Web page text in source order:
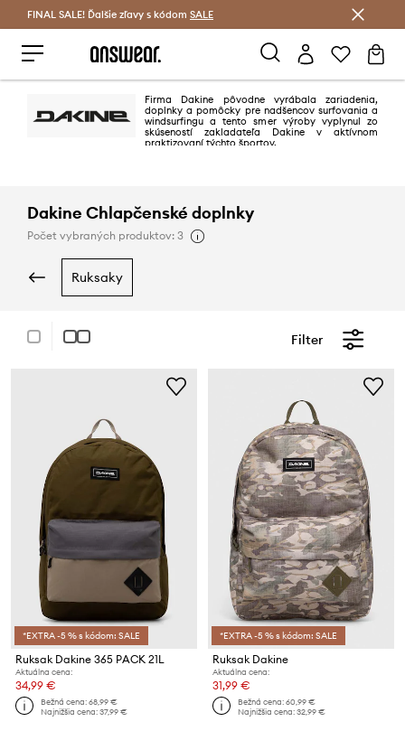
Šetrite s Answear Club >
FINAL SALE! Ďalšie zľavy s kódom SALE
Firma Dakine pôvodne vyrábala zariadenia,
doplnky a pomôcky pre nadšencov surfovania a
windsurfingu a tento smer výroby vyplynul zo
skúseností zakladateľa Dakine v aktívnom
praktizovaní týchto športov.
Dakine Chlapčenské doplnky
Počet vybraných produktov: 3
ruksaky
Filter
*EXTRA -5 % s kódom: SALE
Ruksak Dakine 365 PACK 21L
Aktuálna cena:
34,99 €
Bežná cena:68,99 €
Najnižšia cena:37,99 €
*EXTRA -5 % s kódom: SALE
Ruksak Dakine
Aktuálna cena:
31,99 €
Bežná cena:60,99 €
Najnižšia cena:32,99 €